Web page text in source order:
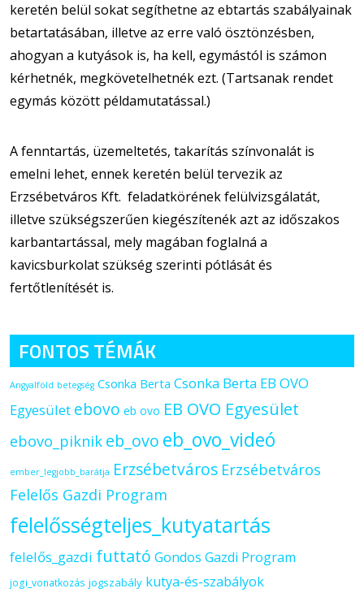
keretén belül sokat segíthetne az ebtartás szabályainak
betartatásában, illetve az erre való ösztönzésben,
ahogyan a kutyások is, ha kell, egymástól is számon
kérhetnék, megkövetelhetnék ezt. (Tartsanak rendet
egymás között példamutatással.)
A fenntartás, üzemeltetés, takarítás színvonalát is
emelni lehet, ennek keretén belül tervezik az
Erzsébetváros Kft. feladatkörének felülvizsgálatát,
illetve szükségszerűen kiegészítenék azt az időszakos
karbantartással, mely magában foglalná a
kavicsburkolat szükség szerinti pótlását és
fertőtlenítését is.
FONTOS TÉMÁK
Angyalföld betegség Csonka Berta Csonka Berta EB OVO
Egyesület ebovo eb ovo EB OVO Egyesület
ebovo_piknik eb_ovo eb_ovo_videó
ember_legjobb_barátja Erzsébetváros Erzsébetváros
Felelős Gazdi Program
felelősségteljes_kutyatartás
felelős_gazdi futtató Gondos Gazdi Program
jogi_vonatkozás jogszabály kutya-és-szabályok